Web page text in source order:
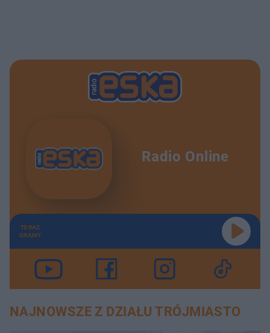
Radio Online
TERAZ
GRAMY
NAJNOWSZE Z DZIAŁU TRÓJMIASTO